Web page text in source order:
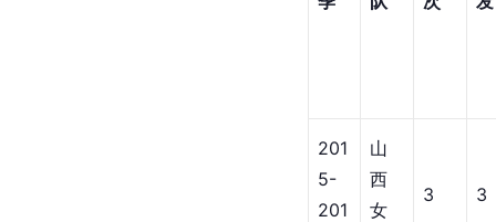
201
5-
201
山
西
女
3 3